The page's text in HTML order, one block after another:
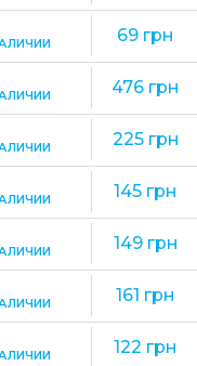
69 грн
476 грн
225 грн
145 грн
149 грн
161 грн
122 грн